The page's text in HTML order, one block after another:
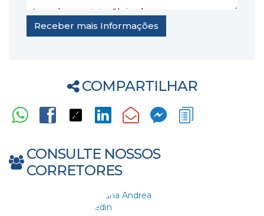
COMPARTILHAR
CONSULTE NOSSOS
CORRETORES